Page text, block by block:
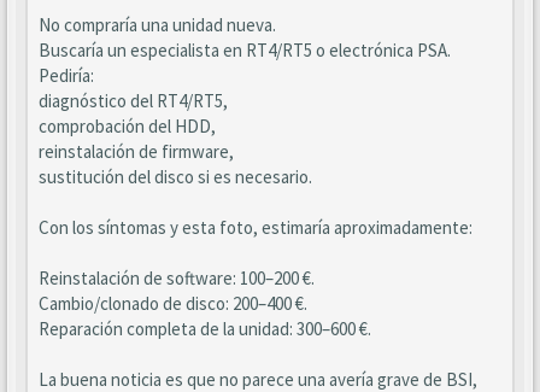
No compraría una unidad nueva.
Buscaría un especialista en RT4/RT5 o electrónica PSA.
Pediría:
diagnóstico del RT4/RT5,
comprobación del HDD,
reinstalación de firmware,
sustitución del disco si es necesario.
Con los síntomas y esta foto, estimaría aproximadamente:
Reinstalación de software: 100–200 €.
Cambio/clonado de disco: 200–400 €.
Reparación completa de la unidad: 300–600 €.
La buena noticia es que no parece una avería grave de BSI,